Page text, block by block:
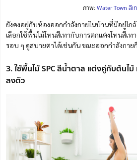
ภาพ:Water Town สีเ
ยังคงอยู่กับห้องออกกำลังกายในบ้านที่มีอยู่ใก
เลือกใช้พื้นไม้โทนสีเทากับการตกแต่งโทนสีเท
รอบ ๆ ดูสบายตาได้เช่นกัน ขณะออกกำลังกาย
3. ใช้พื้นไม้ SPC สีน้ำตาล แต่งคู่กับต้นไ
ลงตัว